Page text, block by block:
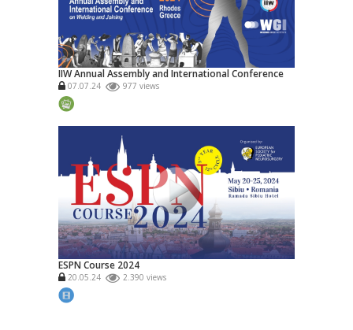
IIW Annual Assembly and International Conference
07.07.24 977 views
ESPN Course 2024
20.05.24 2.390 views